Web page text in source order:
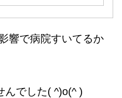
響で病院すいてるか
んでした( ^)o(^ )